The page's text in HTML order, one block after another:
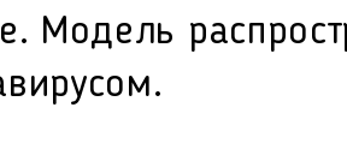
Модель